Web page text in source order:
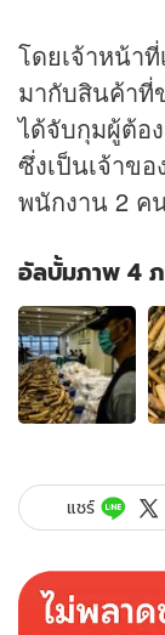
โดยเจ้าหน้า
มากับสินค้าที่
ได้จับกุมผู้ต้อ
ซึ่งเป็นเจ้าข
พนักงาน 2 ค
อัลบั้มภาพ 4
อัลบั้ม
ภาพ
4
ภาพ
ของ
ลักลอบ
ขน
ครั้ง
ใหญ่
แชร์